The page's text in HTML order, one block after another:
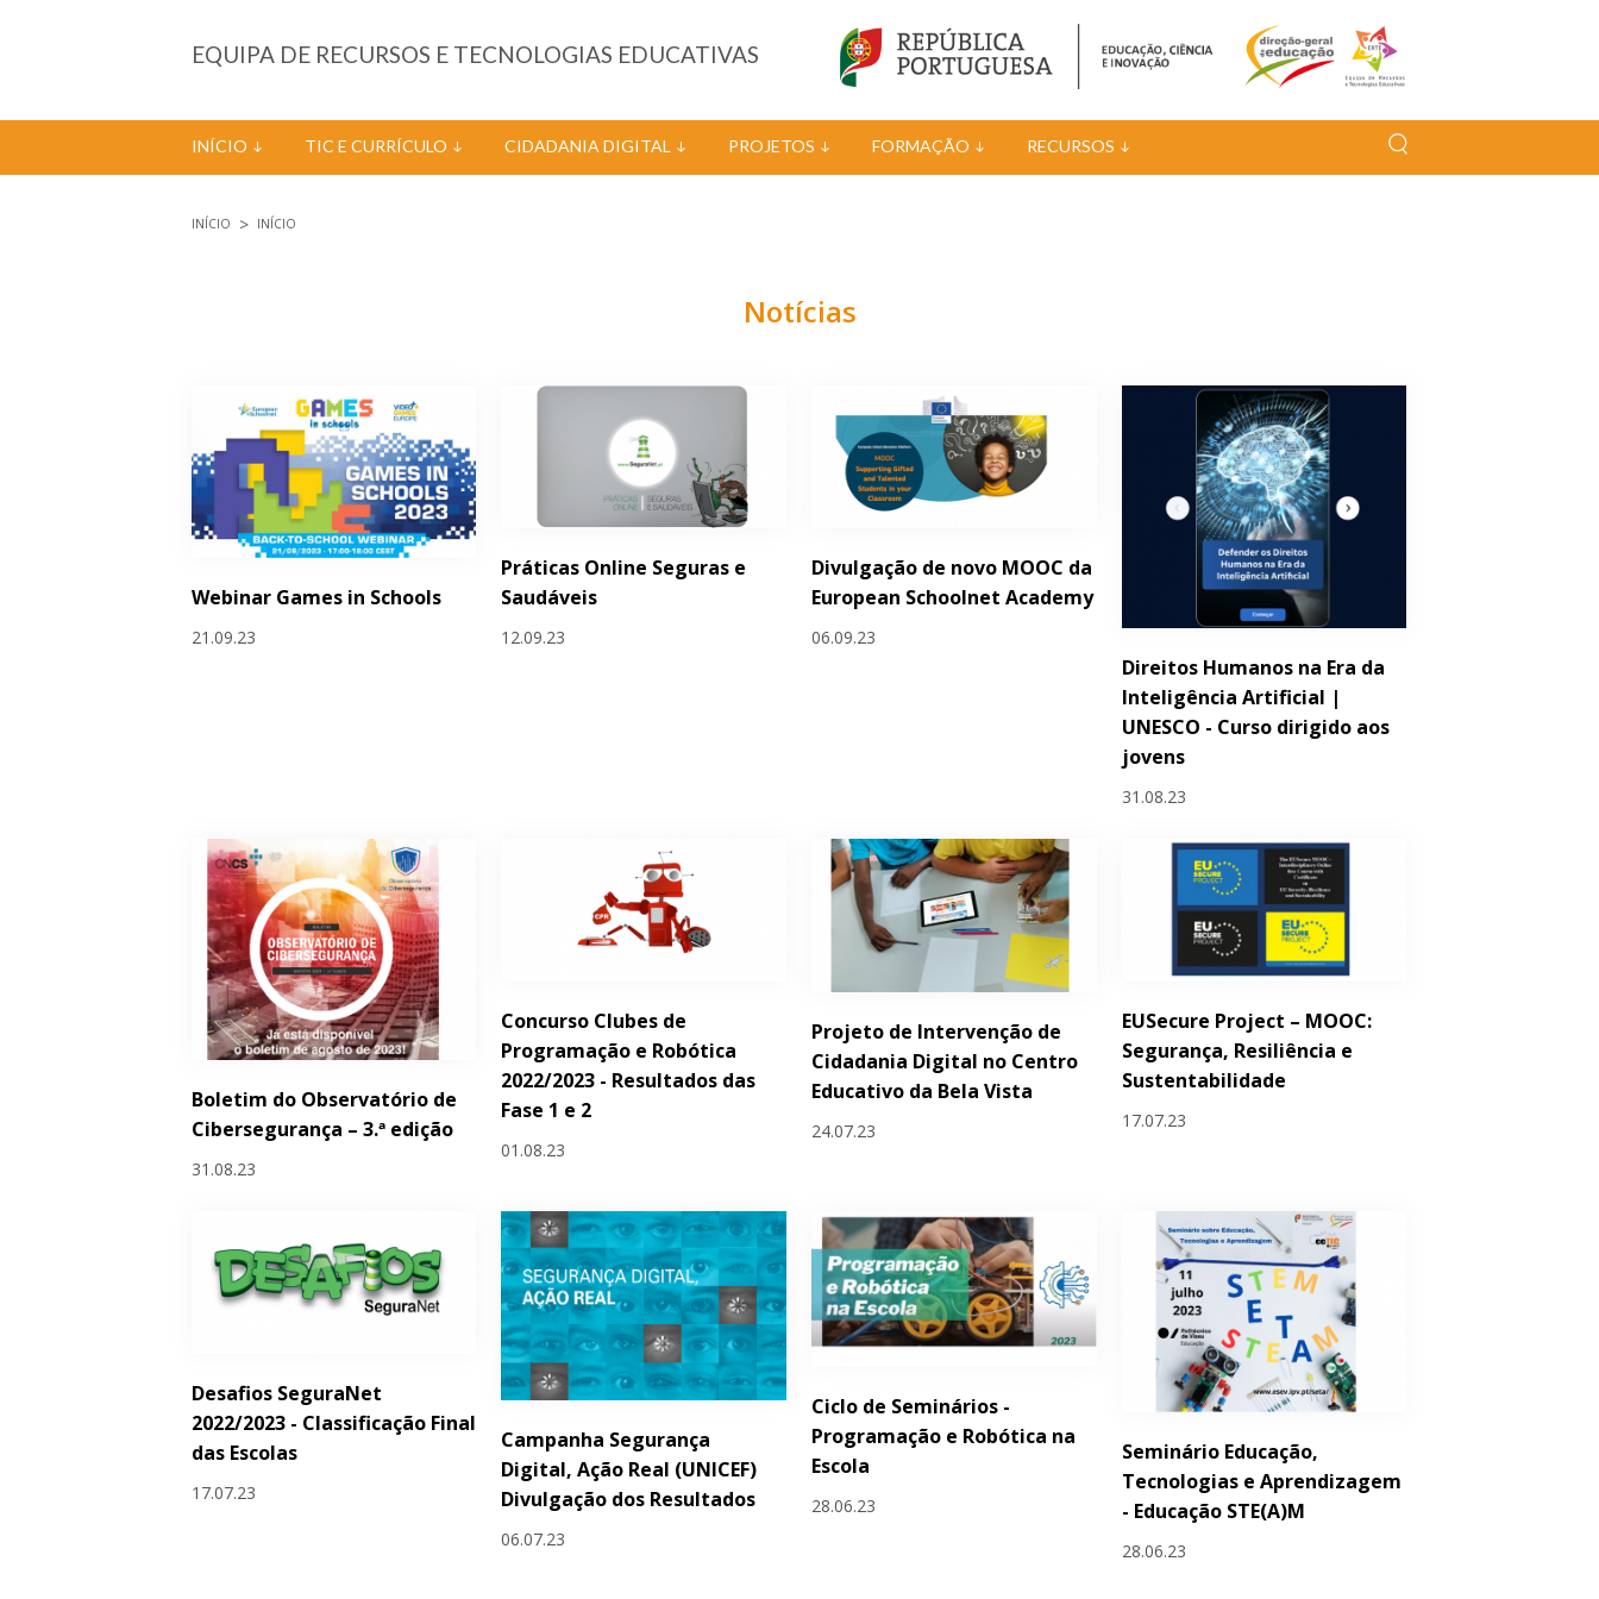
EQUIPA DE RECURSOS E TECNOLOGIAS EDUCATIVAS
INÍCIO TIC E CURRÍCULO CIDADANIA DIGITAL PROJETOS FORMAÇÃO RECURSOS
INÍCIO INÍCIO
Notícias
Webinar Games in Schools
21.09.23
Práticas Online Seguras e
Saudáveis
12.09.23
Divulgação de novo MOOC da
European Schoolnet Academy
06.09.23
Direitos Humanos na Era da
Inteligência Artificial |
UNESCO - Curso dirigido aos
jovens
31.08.23
Boletim do Observatório de
Cibersegurança – 3.ª edição
31.08.23
Concurso Clubes de
Programação e Robótica
2022/2023 - Resultados das
Fase 1 e 2
01.08.23
Projeto de Intervenção de
Cidadania Digital no Centro
Educativo da Bela Vista
24.07.23
EUSecure Project – MOOC:
Segurança, Resiliência e
Sustentabilidade
17.07.23
Desafios SeguraNet
2022/2023 - Classificação Final
das Escolas
17.07.23
Campanha Segurança
Digital, Ação Real (UNICEF)
Divulgação dos Resultados
06.07.23
Ciclo de Seminários -
Programação e Robótica na
Escola
28.06.23
Seminário Educação,
Tecnologias e Aprendizagem
- Educação STE(A)M
28.06.23
Páginas